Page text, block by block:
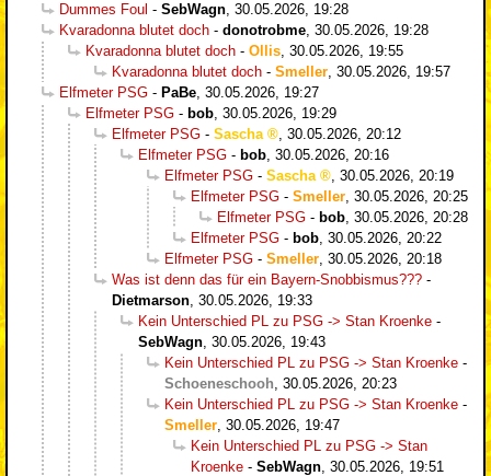
Dummes Foul - SebWagn 30.05.2026, 19:28
Kvaradonna blutet doch - donotrobme 30.05.2026, 19:28
Kvaradonna blutet doch - Ollis 30.05.2026, 19:55
Kvaradonna blutet doch - Smeller 30.05.2026, 19:57
Elfmeter PSG - PaBe 30.05.2026, 19:27
Elfmeter PSG - bob 30.05.2026, 19:29
Elfmeter PSG - Sascha
30.05.2026, 20:12
Elfmeter PSG - bob 30.05.2026, 20:16
Elfmeter PSG - Sascha
30.05.2026, 20:19
Elfmeter PSG - Smeller 30.05.2026, 20:25
Elfmeter PSG - bob 30.05.2026, 20:28
Elfmeter PSG - bob 30.05.2026, 20:22
Elfmeter PSG - Smeller 30.05.2026, 20:18
Was ist denn das für ein Bayern-Snobbismus??? -
Dietmarson 30.05.2026, 19:33
Kein Unterschied PL zu PSG -> Stan Kroenke -
SebWagn 30.05.2026, 19:43
Kein Unterschied PL zu PSG -> Stan Kroenke -
Schoeneschooh 30.05.2026, 20:23
Kein Unterschied PL zu PSG -> Stan Kroenke -
Smeller 30.05.2026, 19:47
Kein Unterschied PL zu PSG -> Stan
Kroenke - SebWagn 30.05.2026, 19:51